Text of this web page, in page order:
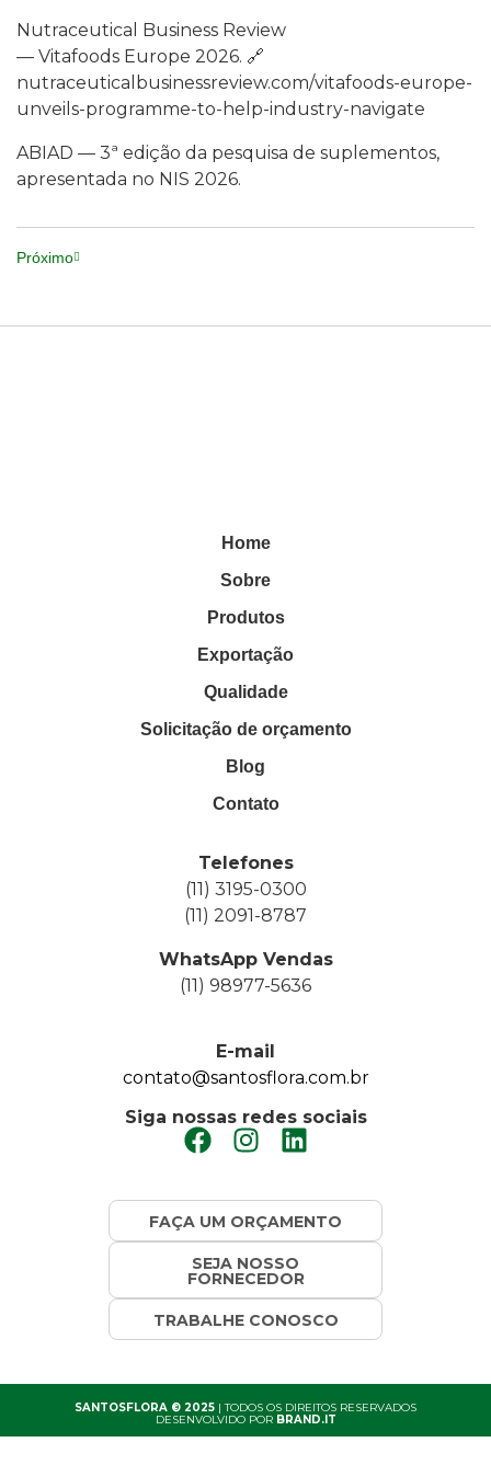
Nutraceutical Business Review
— Vitafoods Europe 2026. 🔗
nutraceuticalbusinessreview.com/vitafoods-europe-
unveils-programme-to-help-industry-navigate
ABIAD — 3ª edição da pesquisa de suplementos,
apresentada no NIS 2026.
Próximo
Home
Sobre
Produtos
Exportação
Qualidade
Solicitação de orçamento
Blog
Contato
Telefones
(11) 3195-0300
(11) 2091-8787
WhatsApp Vendas
(11) 98977-5636
E-mail
contato@santosflora.com.br
Siga nossas redes sociais
FAÇA UM ORÇAMENTO
SEJA NOSSO
FORNECEDOR
TRABALHE CONOSCO
SANTOSFLORA © 2025 | TODOS OS DIREITOS RESERVADOS
DESENVOLVIDO POR BRAND.IT